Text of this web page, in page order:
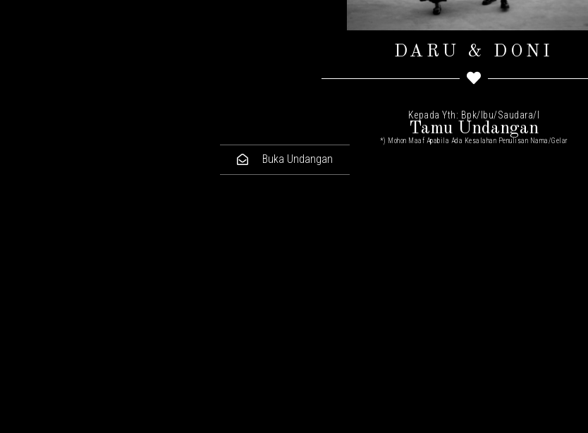
DARU & DONI
Kepada Yth: Bpk/Ibu/Saudara/I
Tamu Undangan
*) Mohon Maaf Apabila Ada Kesalahan Penulisan Nama/gelar
Buka Undangan